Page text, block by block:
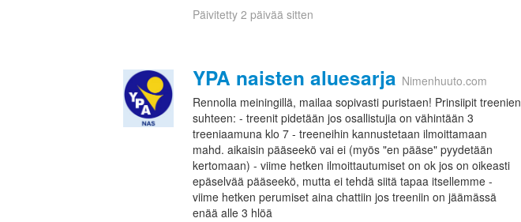
Päivitetty 2 päivää sitten
YPA naisten aluesarja Nimenhuuto.com
Rennolla meiningillä, mailaa sopivasti puristaen! Prinsiipit treenien
suhteen: - treenit pidetään jos osallistujia on vähintään 3
treeniaamuna klo 7 - treeneihin kannustetaan ilmoittamaan
mahd. aikaisin pääseekö vai ei (myös "en pääse" pyydetään
kertomaan) - viime hetken ilmoittautumiset on ok jos on oikeasti
epäselvää pääseekö, mutta ei tehdä siitä tapaa itsellemme -
viime hetken perumiset aina chattiin jos treeniin on jäämässä
enää alle 3 hlöä